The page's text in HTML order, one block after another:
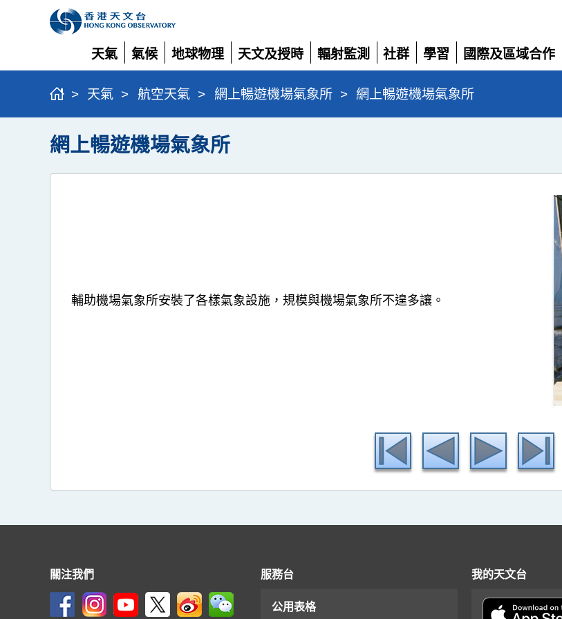
天氣
展
開
氣候
展
開
地球物理
展
開
天文及授時
展
開
輻射監測
展
開
社群
展
開
學習
展
開
國際及區域合作
展
開
> 天氣 > 航空天氣 > 網上暢遊機場氣象所 > 網上暢遊機場氣象所
網上暢遊機場氣象所
輔助機場氣象所安裝了各樣氣象設施，規模與機場氣象所不遑多讓。
關注我們 服務台
公用表格
我的天文台